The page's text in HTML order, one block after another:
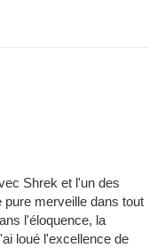
Shrek et l'un des
pure merveille dans tout
l'éloquence, la
loué l'excellence de